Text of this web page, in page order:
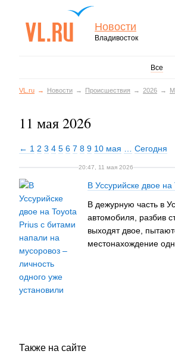
Новости
Владивосток
Все
VL.ru Новости Происшествия 2026
11 мая 2026
← 1 2 3 4 5 6 7 8 9 10 мая Сегодня
20:47, 11 мая 2026
В Уссурийске двое
В дежурную часть в
автомобиля, разбив
выходят двое,
местонахождение
Также на сайте